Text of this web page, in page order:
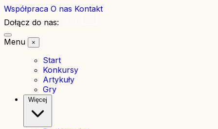
Współpraca O nas Kontakt
Dołącz do nas:
Menu
×
Start
Konkursy
Artykuły
Gry
Więcej